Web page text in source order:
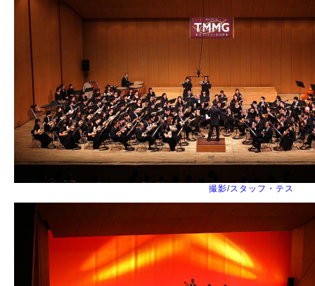
撮影/スタッフ・テス